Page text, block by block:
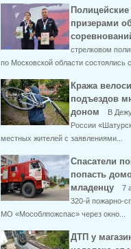
призерами
стрелковом
по Московской области состоялись
Кража
подъездов
доном
В
России
местных жителей с заявлениями...
Спасатели
попасть
младенцу
7
320-й пожарно-
МО «Мособлпожспас» через окно...
ДТП у